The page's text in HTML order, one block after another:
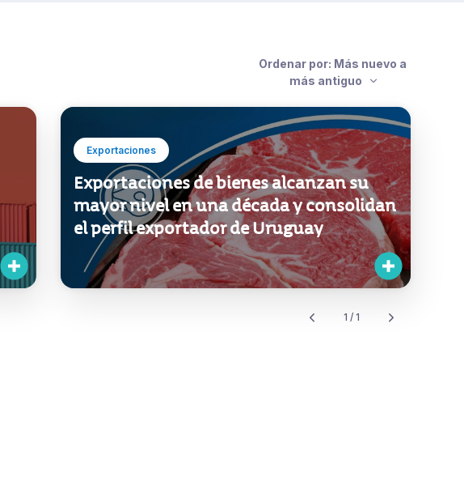
Ordenar por: Más nuevo a
más antiguo
Exportaciones
Exportaciones de bienes alcanzan su
mayor nivel en una década y consolidan
el perfil exportador de Uruguay
1 / 1